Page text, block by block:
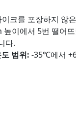
이크를 포장하지 않
높이에서 5번 떨어
다.
범위: -35℃에서